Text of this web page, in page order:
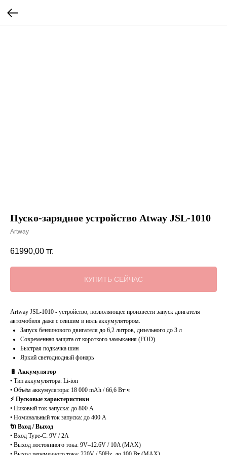
Пуско-зарядное устройство Atway JSL-1010
Artway
61990,00 тг.
КУПИТЬ СЕЙЧАС
Artway JSL-1010 - устройство, позволяющее произвести запуск двигателя
автомобиля даже с севшим в ноль аккумулятором.
Запуск бензинового двигателя до 6,2 литров, дизельного до 3 л
Современная защита от короткого замыкания (FOD)
Быстрая подкачка шин
Яркий светодиодный фонарь
🔋 Аккумулятор
• Тип аккумулятора: Li-ion
• Объём аккумулятора: 18 000 mAh / 66,6 Вт·ч
⚡ Пусковые характеристики
• Пиковый ток запуска: до 800 А
• Номинальный ток запуска: до 400 А
🔌 Вход / Выход
• Вход Type-C: 9V / 2A
• Выход постоянного тока: 9V–12.6V / 10A (MAX)